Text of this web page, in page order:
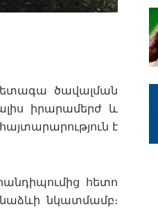
ծավալման
իրարամերժ և
է
հետո
նկատմամբ։